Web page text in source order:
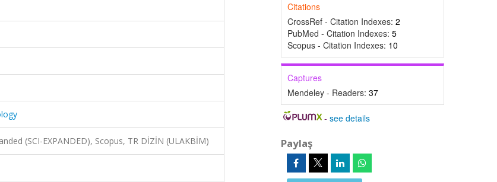
(SCI-EXPANDED), Scopus, TR DİZİN (ULAKBİM)
Citations
CrossRef - Citation Indexes: 2
PubMed - Citation Indexes: 5
Scopus - Citation Indexes: 10
Captures
Mendeley - Readers: 37
-see details
Paylaş